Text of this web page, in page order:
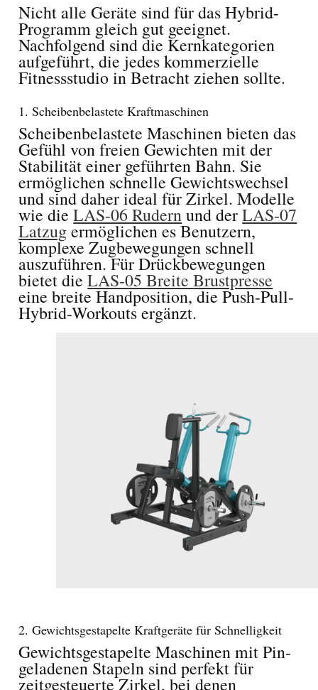
Nicht alle Geräte sind für das Hybrid-
Programm gleich gut geeignet.
Nachfolgend sind die Kernkategorien
aufgeführt, die jedes kommerzielle
Fitnessstudio in Betracht ziehen sollte.
1. Scheibenbelastete Kraftmaschinen
Scheibenbelastete Maschinen bieten das
Gefühl von freien Gewichten mit der
Stabilität einer geführten Bahn. Sie
ermöglichen schnelle Gewichtswechsel
und sind daher ideal für Zirkel. Modelle
wie dieLAS-06 Rudernund derLAS-07
Latzugermöglichen es Benutzern,
komplexe Zugbewegungen schnell
auszuführen. Für Drückbewegungen
bietet dieLAS-05 BreiteBrustpresse
eine breite Handposition, die Push-Pull-
Hybrid-Workouts ergänzt.
2. Gewichtsgestapelte Kraftgeräte für Schnelligkeit
Gewichtsgestapelte Maschinen mit Pin-
geladenen Stapeln sind perfekt für
zeitgesteuerte Zirkel, bei denen